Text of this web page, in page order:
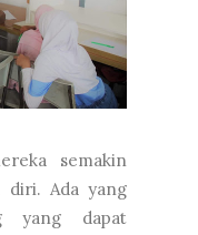
semakin
diri. Ada yang
yang dapat